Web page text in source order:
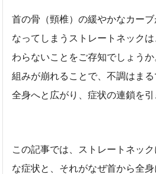
首の骨（頸椎）の緩やかなカー
なってしまうストレートネック
わらないことをご存知でしょう
組みが崩れることで、不調はま
全身へと広がり、症状の連鎖を引
この記事では、ストレートネッ
な症状と、それがなぜ首から全